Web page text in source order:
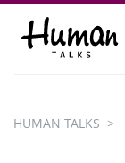
HUMAN TALKS